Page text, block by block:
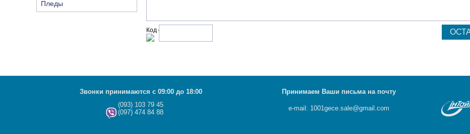
Пледы
Код с рисунка:
Звонки принимаются с 09:00 до 18:00 Принимаем Ваши письма на почту
(093) 103 79 45
(097) 474 84 88
e-mail: 1001gece.sale@gmail.com